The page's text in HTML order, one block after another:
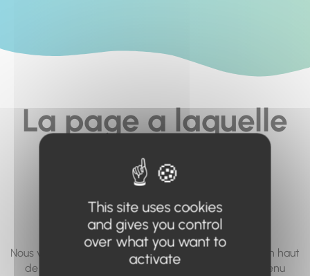
La page a laquelle
vous cherchez à
accéder n'existe
pas... ou plus.
Nous vous invitons à utiliser le moteur de recherche en haut
de page, ou à utiliser le menu pour trouver le contenu
This site uses cookies
and gives you control
over what you want to
activate